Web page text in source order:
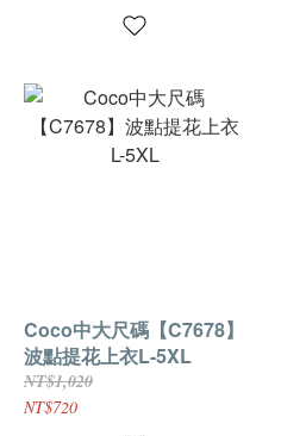
Coco中大尺碼【C7678】
波點提花上衣L-5XL
NT$1,020
NT$720